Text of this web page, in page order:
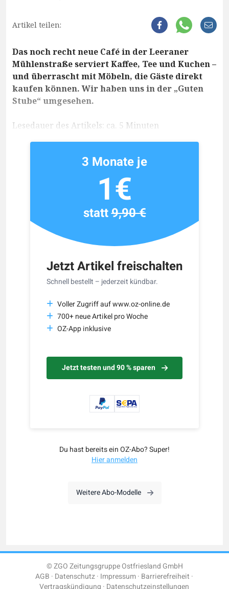
Artikel teilen:
Das noch recht neue Café in der Leeraner
Mühlenstraße serviert Kaffee, Tee und Kuchen –
und überrascht mit Möbeln, die Gäste direkt
kaufen können. Wir haben uns in der „Guten
Stube“ umgesehen.
Lesedauer des Artikels: ca. 5 Minuten
Jetzt Artikel freischalten
Schnell bestellt – jederzeit kündbar.
Voller Zugriff auf www.oz-online.de
700+ neue Artikel pro Woche
OZ-App inklusive
Jetzt testen und 90 % sparen
3 Monate je
1€
statt9,90 €
Du hast bereits ein OZ-Abo? Super!
Hier anmelden
Weitere Abo-Modelle
© ZGO Zeitungsgruppe Ostfriesland GmbH
AGB Datenschutz Impressum Barrierefreiheit
Vertragskündigung Datenschutzeinstellungen